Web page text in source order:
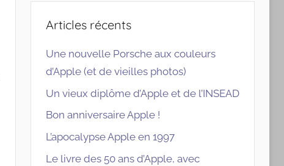
Articles récents
Une nouvelle Porsche aux couleurs
d’Apple (et de vieilles photos)
Un vieux diplôme d’Apple et de l’INSEAD
Bon anniversaire Apple !
L’apocalypse Apple en 1997
Le livre des 50 ans d’Apple, avec